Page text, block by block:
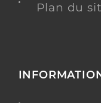
Plan du